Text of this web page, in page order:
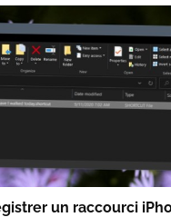
un raccourci